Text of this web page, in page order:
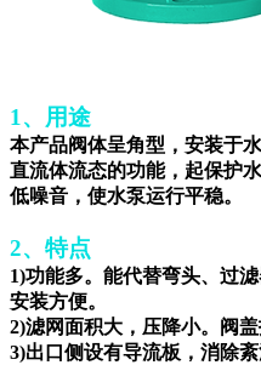
1、用途
本产品阀体呈角型，安装于
直流体流态的功能，起保护
低噪音，使水泵运行平稳。
2、特点
1)功能多。能代替弯头、过
安装方便。
2)滤网面积大，压降小。阀
3)出口侧设有导流板，消除